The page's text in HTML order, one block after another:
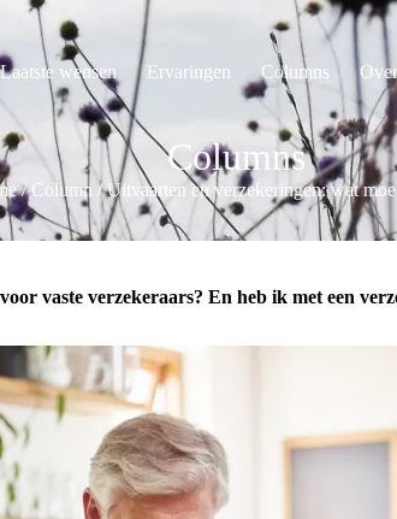
Laatste wensen Ervaringen Columns
Columns
/Column /Uitvaarten en verzekeringen: wat
vaste verzekeraars? En heb ik met een